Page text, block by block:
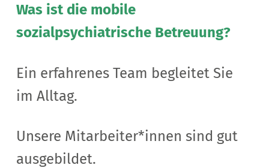
Was ist die mobile
sozialpsychiatrische Betreuung?
Ein erfahrenes Team begleitet Sie
im Alltag.
Unsere Mitarbeiter*innen sind gut
ausgebildet.